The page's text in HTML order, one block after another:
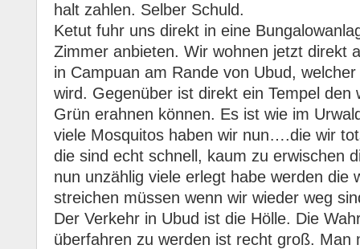
halt zahlen. Selber Schuld.
Ketut fuhr uns direkt in eine
Zimmer anbieten. Wir wohnen jetzt direkt
in Campuan am Rande von Ubud,
wird. Gegenüber ist direkt ein Tempel den
Grün erahnen können. Es ist wie im
viele Mosquitos haben wir nun….die wir
die sind echt schnell, kaum zu erwischen
nun unzählig viele erlegt habe werden die
streichen müssen wenn wir wieder weg
Der Verkehr in Ubud ist die Hölle. Die
überfahren zu werden ist recht groß. Man